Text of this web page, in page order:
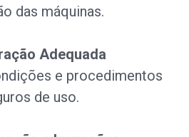
das máquinas.
Adequada
e procedimentos
de uso.